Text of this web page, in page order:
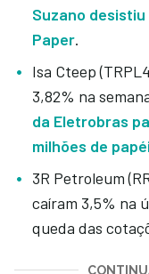
Suzano
Paper.
Isa Cteep
3,82% na
da Eletrobras
milhões de
3R Petroleum
caíram 3,5% na
queda das